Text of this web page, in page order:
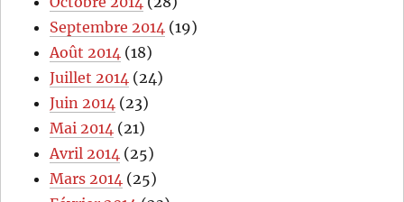
Septembre 2014 (19)
Août 2014 (18)
Juillet 2014 (24)
Juin 2014 (23)
Mai 2014 (21)
Avril 2014 (25)
Mars 2014 (25)